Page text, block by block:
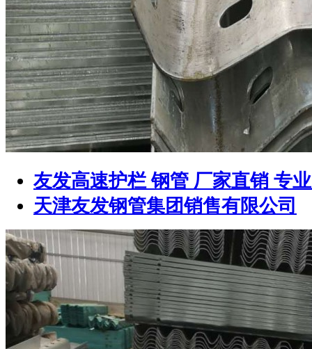
友发高速护栏 钢管 厂家直销 专
天津友发钢管集团销售有限公司